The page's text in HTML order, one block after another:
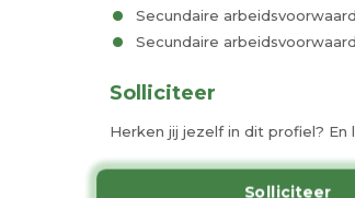
Secundaire
Secundaire
Solliciteer
Herken jij jezelf in dit profiel?
Solliciteer